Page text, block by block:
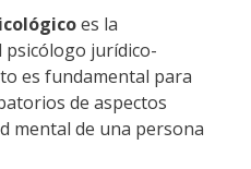
es la
psicólogo jurídico-
es fundamental para
de aspectos
mental de una persona